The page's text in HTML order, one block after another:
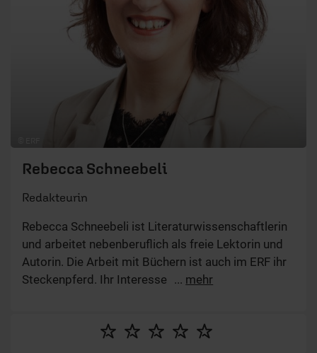
Rebecca Schneebeli
Redakteurin
Rebecca Schneebeli ist Literaturwissenschaftlerin
und arbeitet nebenberuflich als freie Lektorin und
Autorin. Die Arbeit mit Büchern ist auch im ERF ihr
Steckenpferd. Ihr Interesse gilt hier vor allem dem
Lebensthemen möchte sie Menschen ermutigen.
... mehr